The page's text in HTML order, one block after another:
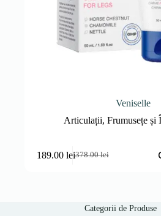
Veniselle
Articulații,Frumusețe și
378.00lei
Prețul
378.00 lei.
189.00 leiPrețul
Categorii de Produse